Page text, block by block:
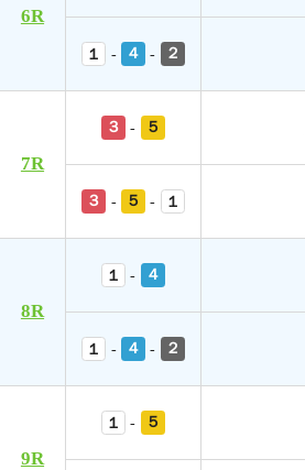
6R
１ - ４ - ２
7R
３ - ５
３ - ５ - １
8R
１ - ４
１ - ４ - ２
9R
１ - ５